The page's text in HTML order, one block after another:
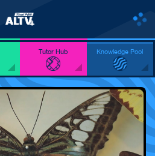
Tutor Hub Knowledge Pool